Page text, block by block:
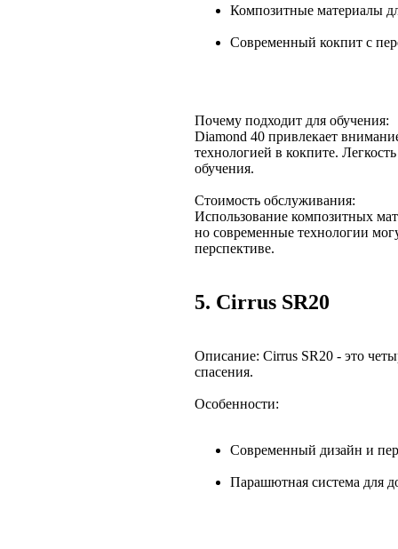
Композитные материалы
Современный кокпит с
Почему подходит для обучения:
Diamond 40 привлекает
технологией в кокпите.
обучения.
Стоимость обслуживания:
Использование композитных
но современные технологии
перспективе.
5. Cirrus SR20
Описание: Cirrus SR20 - это
спасения.
Особенности:
Современный дизайн и
Парашютная система для